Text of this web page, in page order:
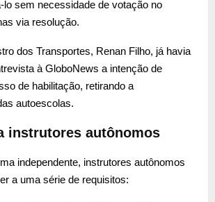
lo sem necessidade de votação no
via resolução.
dos Transportes, Renan Filho, já havia
à GloboNews a intenção de
de habilitação, retirando a
autoescolas.
instrutores autônomos
independente, instrutores autônomos
a uma série de requisitos: